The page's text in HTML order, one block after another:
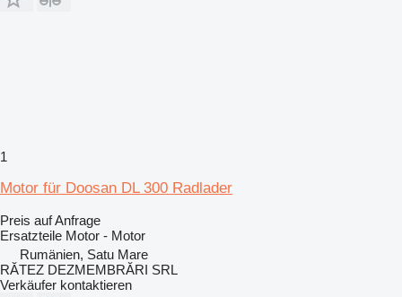
1
Motor für Doosan DL 300 Radlader
Preis auf Anfrage
Ersatzteile Motor - Motor
Rumänien, Satu Mare
RĂTEZ DEZMEMBRĂRI SRL
Verkäufer kontaktieren